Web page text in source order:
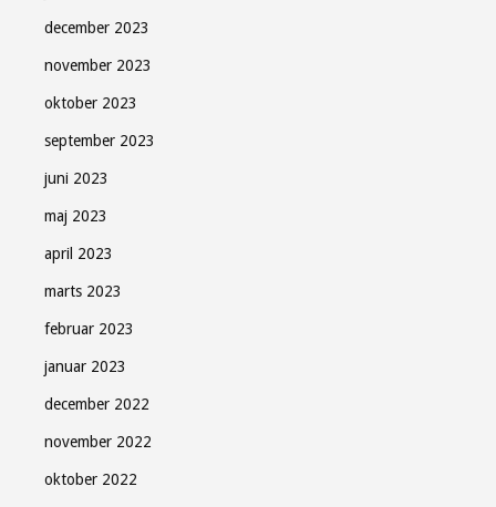
december 2023
november 2023
oktober 2023
september 2023
juni 2023
maj 2023
april 2023
marts 2023
februar 2023
januar 2023
december 2022
november 2022
oktober 2022